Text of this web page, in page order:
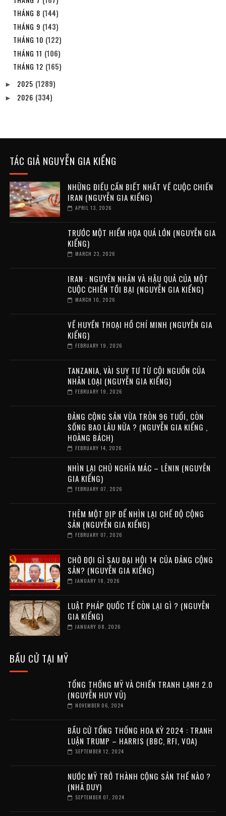
THÁNG 8 (144)
THÁNG 9 (143)
THÁNG 10 (122)
THÁNG 11 (106)
THÁNG 12 (165)
► 2025 (1289)
► 2026 (334)
TÁC GIẢ NGUYỄN GIA KIỂNG
NHỮNG ĐIỀU CẦN BIẾT NHẤT VỀ CUỘC CHIẾN
IRAN (NGUYỄN GIA KIỂNG)
APRIL 13, 2026
TRƯỚC MỘT HIỂM HỌA QUÁ LỚN (NGUYỄN GIA
KIỂNG)
MARCH 23, 2026
IRAN : NGUYÊN NHÂN VÀ HẬU QUẢ CỦA MỘT
CUỘC CHIẾN TỒI BẠI (NGUYỄN GIA KIỂNG)
MARCH 10, 2026
VỀ HUYỀN THOẠI HỒ CHÍ MINH (NGUYỄN GIA
KIỂNG)
FEBRUARY 19, 2026
TANZANIA, VÀI SUY TƯ TỪ CỘI NGUỒN CỦA
NHÂN LOẠI (NGUYỄN GIA KIỂNG)
FEBRUARY 19, 2026
ĐẢNG CỘNG SẢN VỪA TRÒN 96 TUỔI, CÒN
SỐNG BAO LÂU NỮA ? (NGUYỄN GIA KIỂNG ,
HOÀNG BÁCH)
FEBRUARY 14, 2026
NHÌN LẠI CHỦ NGHĨA MÁC – LÊNIN (NGUYỄN
GIA KIỂNG)
FEBRUARY 07, 2026
THÊM MỘT DỊP ĐỂ NHÌN LẠI CHẾ ĐỘ CỘNG
SẢN (NGUYỄN GIA KIỂNG)
FEBRUARY 07, 2026
CHỜ ĐỢI GÌ SAU ĐẠI HỘI 14 CỦA ĐẢNG CỘNG
SẢN? (NGUYỄN GIA KIỂNG)
JANUARY 18, 2026
LUẬT PHÁP QUỐC TẾ CÒN LẠI GÌ ? (NGUYỄN
GIA KIỂNG)
JANUARY 08, 2026
BẦU CỬ TẠI MỸ
TỔNG THỐNG MỸ VÀ CHIẾN TRANH LẠNH 2.0
(NGUYỄN HUY VŨ)
NOVEMBER 06, 2024
BẦU CỬ TỔNG THỐNG HOA KỲ 2024 : TRANH
LUẬN TRUMP – HARRIS (BBC, RFI, VOA)
SEPTEMBER 12, 2024
NƯỚC MỸ TRỞ THÀNH CỘNG SẢN THẾ NÀO ?
(NHÃ DUY)
SEPTEMBER 07, 2024